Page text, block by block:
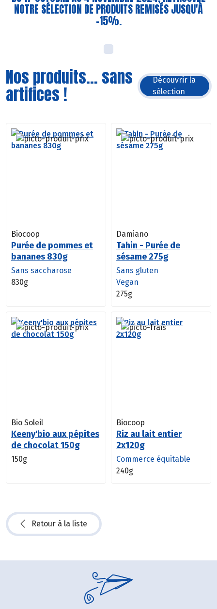
NOTRE SÉLECTION DE PRODUITS REMISÉS JUSQU'À
-15%.
Nos produits... sans
artifices !
Découvrir la
sélection
Biocoop
Purée de pommes et
bananes 830g
Sans saccharose
830g
Damiano
Tahin - Purée de
sésame 275g
Sans gluten
Vegan
275g
Bio Soleil
Keeny'bio aux pépites
de chocolat 150g
150g
Biocoop
Riz au lait entier
2x120g
Commerce équitable
240g
Retour à la liste